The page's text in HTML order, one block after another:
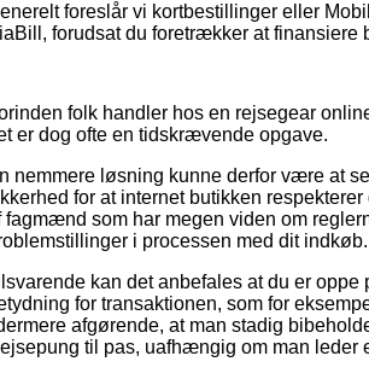
foreslår vi kortbestillinger eller
forudsat du foretrækker at finansiere
folk handler hos en rejsegear
er dog ofte en tidskrævende opgave.
nemmere løsning kunne derfor være at
for at internet butikken
fagmænd som har megen viden om
i processen med dit indkøb.
kan det anbefales at du er
for transaktionen, som for
afgørende, at man stadig
til pas, uafhængig om man leder